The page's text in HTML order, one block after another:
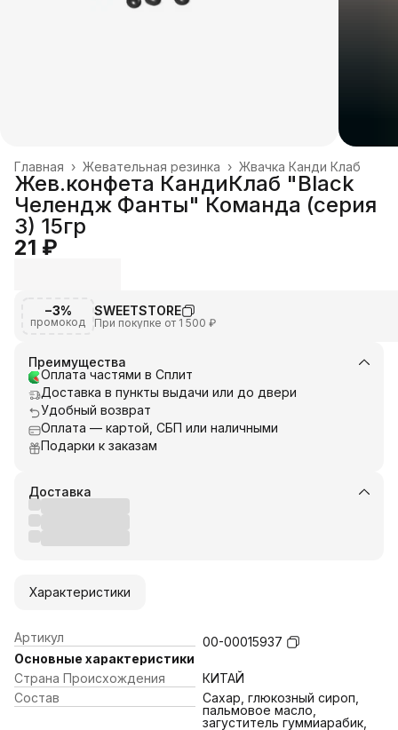
Жвачка Канди Клаб
Жевательная резинка ›
Главная ›
Жев.конфета КандиКлаб "Black
Челендж Фанты" Команда (серия
3) 15гр
21 ₽
−3%
промокод
SWEETSTORE
При покупке от 1 500 ₽
Преимущества
Оплата частями в Сплит
Доставка в пункты выдачи или до двери
Удобный возврат
Оплата — картой, СБП или наличными
Подарки к заказам
Доставка
Характеристики
Артикул
00-00015937
Основные характеристики
Страна Происхождения
КИТАЙ
Состав
Сахар, глюкозный сироп,
пальмовое масло,
загуститель гуммиарабик,